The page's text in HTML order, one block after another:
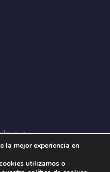
de voto
la mejor experiencia en
utilizamos o